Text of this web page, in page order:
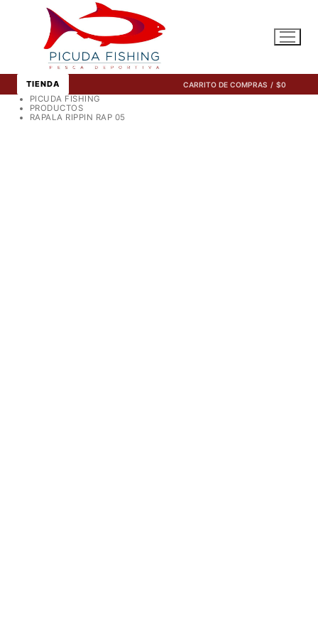
contenido
TIENDA CARRITO DE COMPRAS / $0
PICUDA FISHING
PRODUCTOS
RAPALA RIPPIN RAP 05